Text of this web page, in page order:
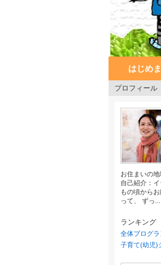
プロフィール
お住まいの地
自己紹介：
もの頃から
って、 ずっ...
ランキング
全体ブログ
子育て(幼児)
はじめ